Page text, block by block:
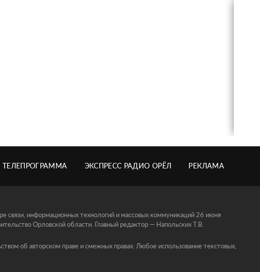
ТЕЛЕПРОГРАММА ЭКСПРЕСС РАДИО ОРЁЛ РЕКЛАМА
связи, информационных технологий и массовых коммуникаций 26 июня
Орловской области. Главный редактор — Напольских Т.В.
об авторском праве и смежных правах. Любое использование текстовых,